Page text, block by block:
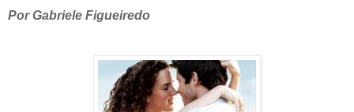
Por Gabriele Figueiredo